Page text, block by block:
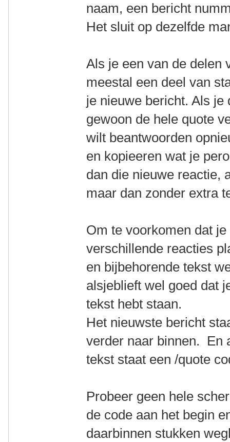
naam, een bericht
Het sluit op dezelfde
Als je een van de delen
meestal een deel van
je nieuwe bericht. Als je
gewoon de hele quote
wilt beantwoorden
en kopieeren wat je
dan die nieuwe reactie,
maar dan zonder extra
Om te voorkomen dat
verschillende reacties
en bijbehorende tekst
alsjeblieft wel goed dat
tekst hebt staan.
Het nieuwste bericht
verder naar binnen. En
tekst staat een /quote
Probeer geen hele
de code aan het begin
daarbinnen stukken